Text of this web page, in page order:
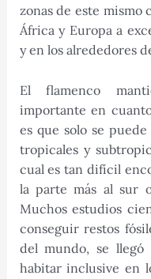
zonas de este mismo
África y Europa a
y en los alrededores
El flamenco
importante en
es que solo se
tropicales y
cual es tan difícil
la parte más al sur
Muchos estudios
conseguir restos
del mundo, se
habitar inclusive en